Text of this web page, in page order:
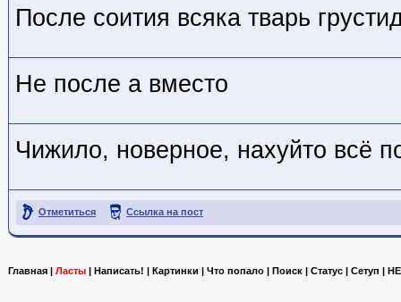
После соития всяка тварь
Не после а вместо
Чижило, новерное, нахуйто всё
Отметиться Ссылка на пост
Главная | Ласты | Написать! | Картинки | Что попало | Поиск | Статус | Сетуп |